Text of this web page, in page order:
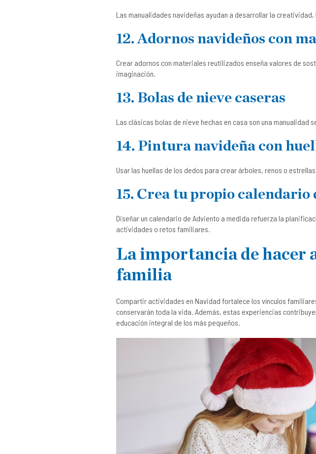
Las manualidades navideñas ayudan a desarrollar la
12. Adornos navideños con
Crear adornos con materiales reutilizados enseña valores de
imaginación.
13. Bolas de nieve caseras
Las clásicas bolas de nieve hechas en casa son una
14. Pintura navideña con
Usar las huellas de los dedos para crear árboles, renos o
15. Crea tu propio
Diseñar un calendario de Adviento a medida refuerza la
actividades o retos familiares.
La importancia de hacer
familia
Compartir actividades en Navidad fortalece los vínculos
conservarán toda la vida. Además, estas experiencias
educación integral de los más pequeños.